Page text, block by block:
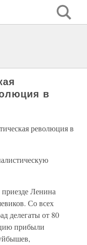
в
революция в
Ленина
Со всех
делегаты от 80
прибыли